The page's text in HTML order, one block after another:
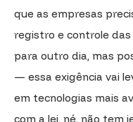
que as empresas
registro e controle das
para outro dia, mas
— essa exigência vai
em tecnologias mais
com a lei, né, não tem